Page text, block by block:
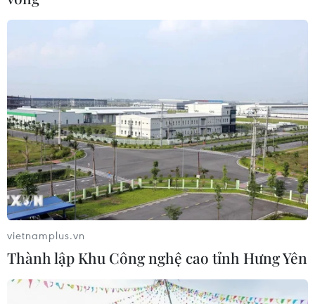
Giá vàng lên sau thống kê về sản lượng
công nghiệp Trung Quốc
16/09/2014 09:49
vietnamplus.vn
Thành lập Khu Công nghệ cao tỉnh Hưng Yên